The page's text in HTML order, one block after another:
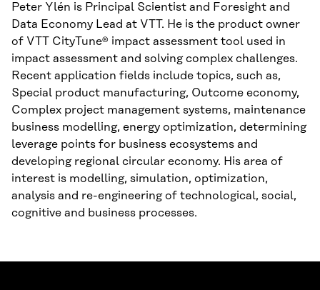
Peter Ylén is Principal Scientist and Foresight and
Data Economy Lead at VTT. He is the product owner
of VTT CityTune® impact assessment tool used in
impact assessment and solving complex challenges.
Recent application fields include topics, such as,
Special product manufacturing, Outcome economy,
Complex project management systems, maintenance
business modelling, energy optimization, determining
leverage points for business ecosystems and
developing regional circular economy. His area of
interest is modelling, simulation, optimization,
analysis and re-engineering of technological, social,
cognitive and business processes.